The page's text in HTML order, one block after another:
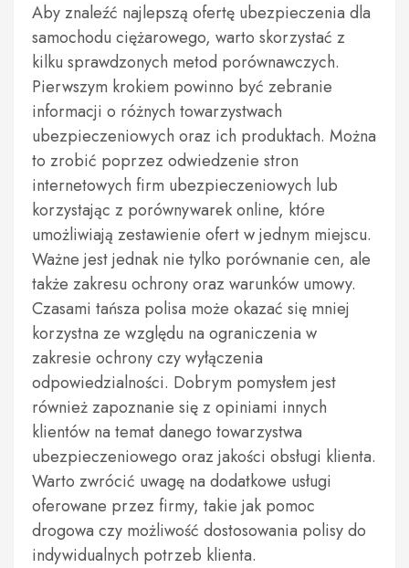
Aby znaleźć najlepszą ofertę ubezpieczenia dla
samochodu ciężarowego, warto skorzystać z
kilku sprawdzonych metod porównawczych.
Pierwszym krokiem powinno być zebranie
informacji o różnych towarzystwach
ubezpieczeniowych oraz ich produktach. Można
to zrobić poprzez odwiedzenie stron
internetowych firm ubezpieczeniowych lub
korzystając z porównywarek online, które
umożliwiają zestawienie ofert w jednym miejscu.
Ważne jest jednak nie tylko porównanie cen, ale
także zakresu ochrony oraz warunków umowy.
Czasami tańsza polisa może okazać się mniej
korzystna ze względu na ograniczenia w
zakresie ochrony czy wyłączenia
odpowiedzialności. Dobrym pomysłem jest
również zapoznanie się z opiniami innych
klientów na temat danego towarzystwa
ubezpieczeniowego oraz jakości obsługi klienta.
Warto zwrócić uwagę na dodatkowe usługi
oferowane przez firmy, takie jak pomoc
drogowa czy możliwość dostosowania polisy do
indywidualnych potrzeb klienta.